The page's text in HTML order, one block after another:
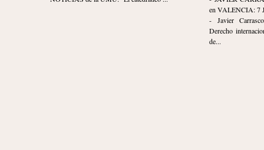
en VALENCIA: 7
- Javier
Derecho
de...